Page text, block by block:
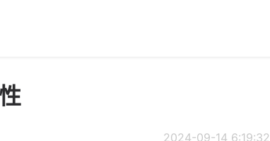
2024-09-14 6:19:32